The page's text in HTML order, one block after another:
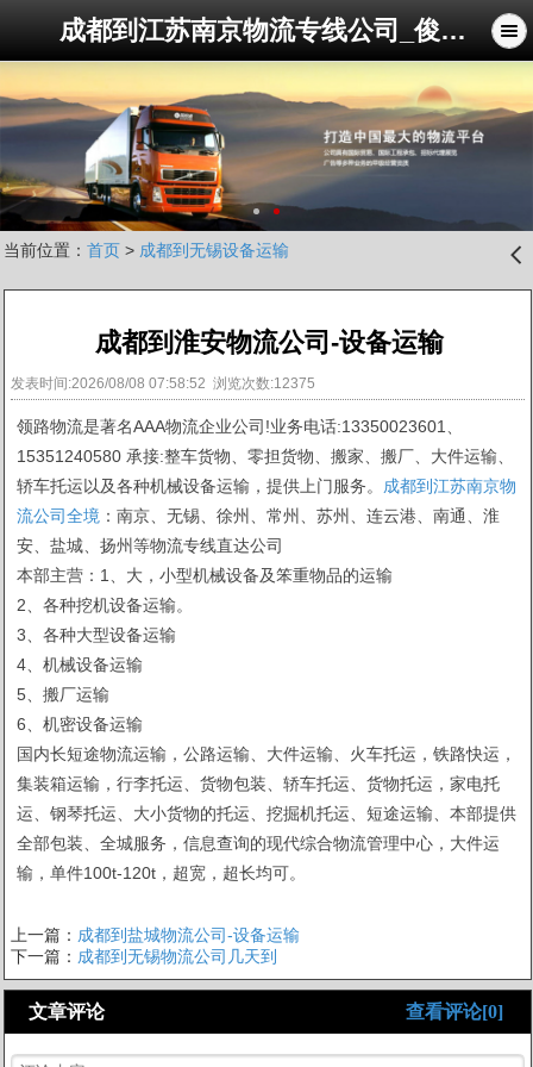
成都到江苏南京物流专线公司_俊亚物流公司
1 2
当前位置： 首页> 成都到无锡设备运输 󰊒
成都到淮安物流公司-设备运输
发表时间:2026/08/08 07:58:52 浏览次数:12375
领路物流是著名AAA物流企业公司!业务电话:13350023601、
15351240580 承接:整车货物、零担货物、搬家、搬厂、大件运输、
轿车托运以及各种机械设备运输，提供上门服务。 成都到江苏南京物
流公司全境 ：南京、无锡、徐州、常州、苏州、连云港、南通、淮
安、盐城、扬州等物流专线直达公司
本部主营：1、大，小型机械设备及笨重物品的运输
2、各种挖机设备运输。
3、各种大型设备运输
4、机械设备运输
5、搬厂运输
6、机密设备运输
国内长短途物流运输，公路运输、大件运输、火车托运，铁路快运，
集装箱运输，行李托运、货物包装、轿车托运、货物托运，家电托
运、钢琴托运、大小货物的托运、挖掘机托运、短途运输、本部提供
全部包装、全城服务，信息查询的现代综合物流管理中心，大件运
输，单件100t-120t，超宽，超长均可。
上一篇： 成都到盐城物流公司-设备运输
下一篇： 成都到无锡物流公司几天到
查看评论[0]
文章评论